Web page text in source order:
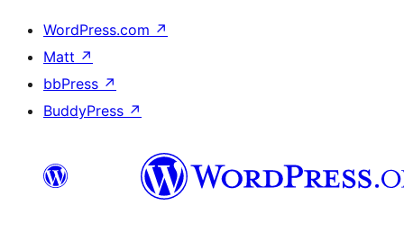
WordPress.com ↗
Matt ↗
bbPress ↗
BuddyPress ↗